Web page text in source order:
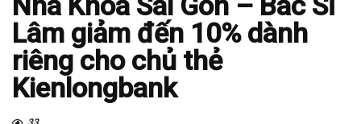
Lâm giảm đến 10% dành
riêng cho chủ thẻ
Kienlongbank